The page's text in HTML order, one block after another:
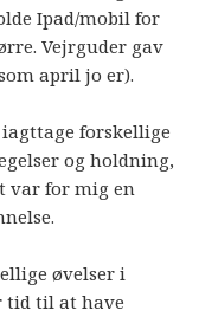
Ipad/mobil for
Vejrguder gav
april jo er).
forskellige
og holdning,
var for mig en
øvelser i
tid til at have